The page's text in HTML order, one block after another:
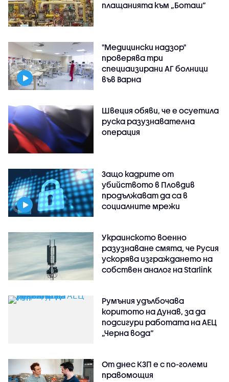
плащанията към „Боташ“
"Медицински надзор"
проверява три
специаизирани АГ болници
във Варнa
Швеция обяви, че е осуетила
руска разузнавателна
операция
Защо кадрите от
убийството в Пловдив
продължават да са в
социалните мрежи
Украинското военно
разузнаване смята, че Русия
ускорява изграждането на
собствен аналог на Starlink
Румъния удълбочава
коритото на Дунав, за да
подсигури работата на АЕЦ
„Черна вода“
От днес КЗП е с по-големи
правомощия